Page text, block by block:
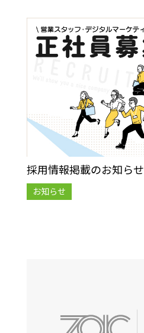
採用情報掲載のお知らせ
お知らせ